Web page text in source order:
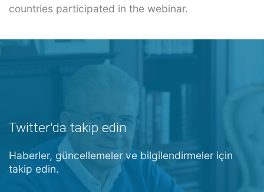
countries participated in the webinar.
Twitter'da takip edin
Haberler, güncellemeler ve bilgilendirmeler için
takip edin.